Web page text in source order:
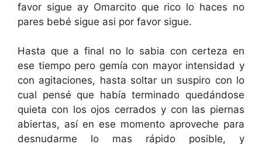
favor sigue ay Omarcito que rico lo haces no
pares bebé sigue asi por favor sigue.
Hasta que a final no lo sabia con certeza en
ese tiempo pero gemía con mayor intensidad y
con agitaciones, hasta soltar un suspiro con lo
cual pensé que había terminado quedándose
quieta con los ojos cerrados y con las piernas
abiertas, así en ese momento aproveche para
desnudarme lo mas rápido posible, y